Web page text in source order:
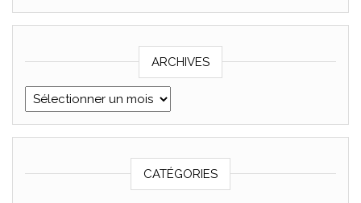
ARCHIVES
Archives
CATÉGORIES